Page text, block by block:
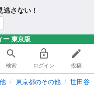
さない！
ー 東京版
検索 ログイン 投稿
東京都のその他 世田谷